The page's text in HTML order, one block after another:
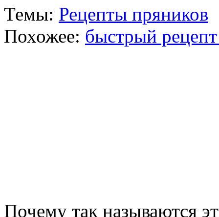
Темы: Рецепты пряников
Похожее: быстрый
Почему так называются